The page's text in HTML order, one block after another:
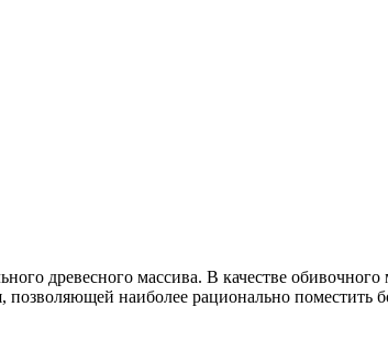
древесного массива. В качестве обивочного
наиболее рационально поместить